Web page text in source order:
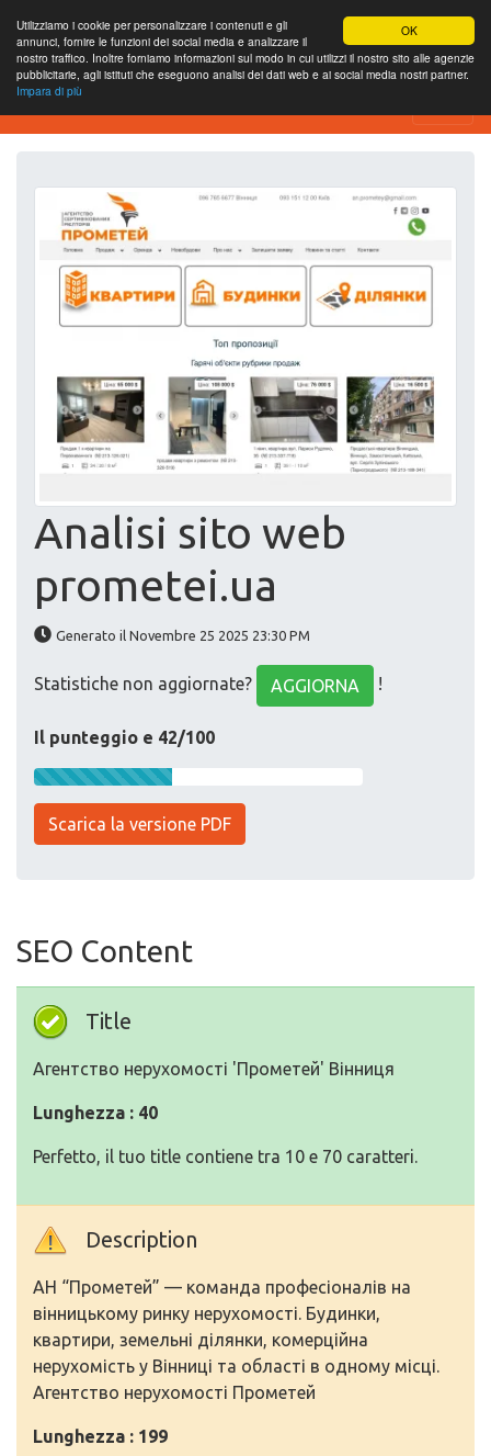
OK
Utilizziamo i cookie per personalizzare i contenuti e gli
annunci, fornire le funzioni dei social media e analizzare il
nostro traffico. Inoltre forniamo informazioni sul modo in cui utilizzi il nostro sito alle agenzie
pubblicitarie, agli istituti che eseguono analisi dei dati web e ai social media nostri partner.
Impara di più
Strumento di analisi del sito web
Analisi sito web
prometei.ua
Generato il Novembre 25 2025 23:30 PM
Statistiche non aggiornate? AGGIORNA !
Il punteggio e 42/100
Scarica la versione PDF
SEO Content
Title
Агентство нерухомості 'Прометей' Вінниця
Lunghezza : 40
Perfetto, il tuo title contiene tra 10 e 70 caratteri.
Description
АН “Прометей” — команда професіоналів на
вінницькому ринку нерухомості. Будинки,
квартири, земельні ділянки, комерційна
нерухомість у Вінниці та області в одному місці.
Агентство нерухомості Прометей
Lunghezza : 199